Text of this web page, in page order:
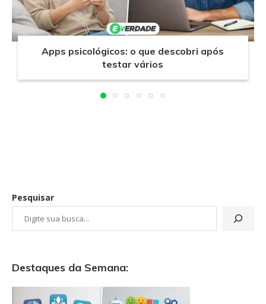
Apps psicológicos: o que descobri após
testar vários
Pesquisar
Destaques da Semana: